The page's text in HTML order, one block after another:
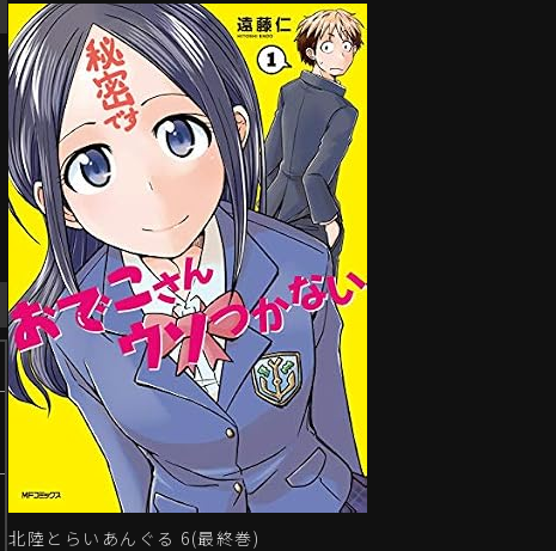
北陸とらいあんぐる 6(最終巻)